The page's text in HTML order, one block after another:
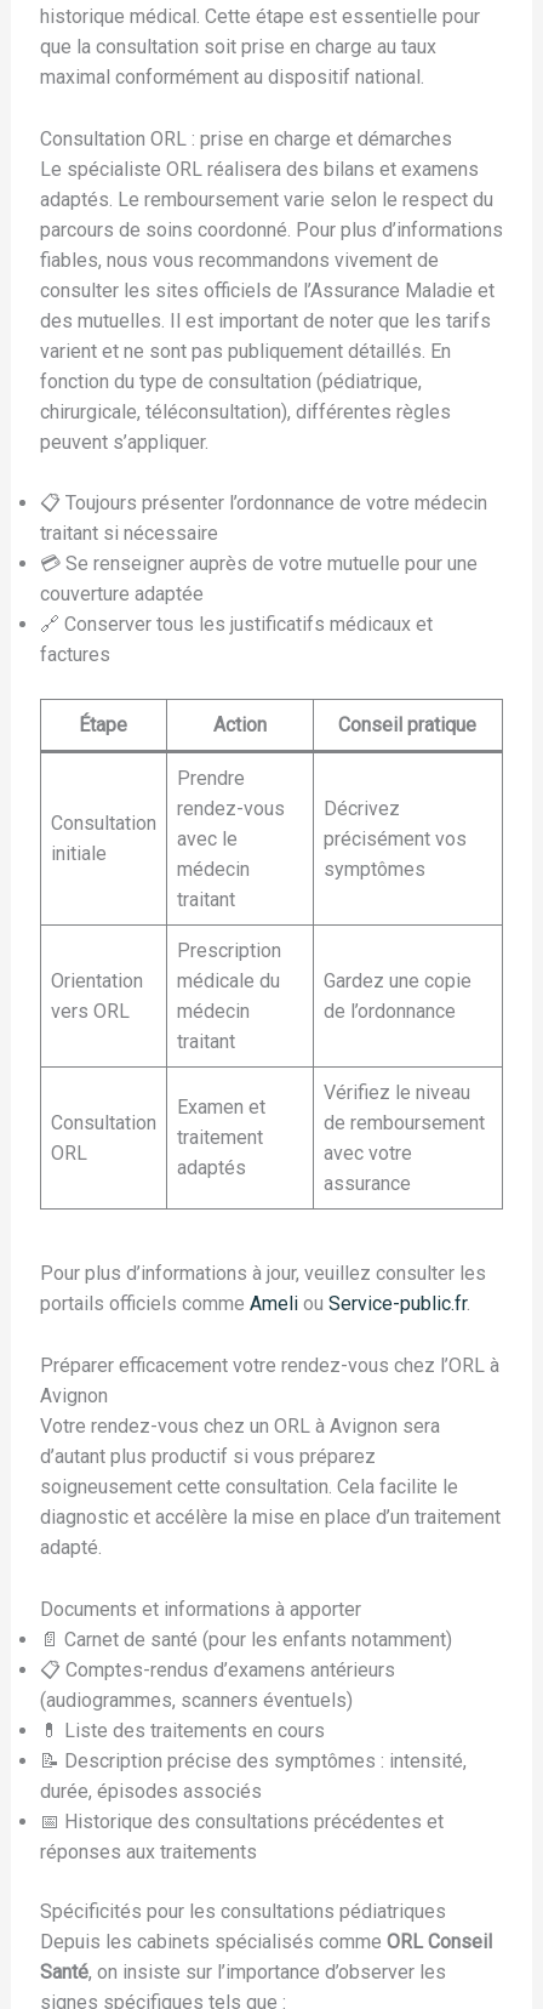
historique médical. Cette étape est essentielle pour
que la consultation soit prise en charge au taux
maximal conformément au dispositif national.
Consultation ORL : prise en charge et démarches
Le spécialiste ORL réalisera des bilans et examens
adaptés. Le remboursement varie selon le respect du
parcours de soins coordonné. Pour plus d’informations
fiables, nous vous recommandons vivement de
consulter les sites officiels de l’Assurance Maladie et
des mutuelles. Il est important de noter que les tarifs
varient et ne sont pas publiquement détaillés. En
fonction du type de consultation (pédiatrique,
chirurgicale, téléconsultation), différentes règles
peuvent s’appliquer.
📋 Toujours présenter l’ordonnance de votre médecin
traitant si nécessaire
💳 Se renseigner auprès de votre mutuelle pour une
couverture adaptée
🔗 Conserver tous les justificatifs médicaux et
factures
Étape Action Conseil pratique
Consultation
initiale
Prendre
rendez-vous
avec le
médecin
traitant
Décrivez
précisément vos
symptômes
Orientation
vers ORL
Prescription
médicale du
médecin
traitant
Gardez une copie
de l’ordonnance
Consultation
ORL
Examen et
traitement
adaptés
Vérifiez le niveau
de remboursement
avec votre
assurance
Pour plus d’informations à jour, veuillez consulter les
portails officiels comme Ameliou Service-public.fr.
Préparer efficacement votre rendez-vous chez l’ORL à
Avignon
Votre rendez-vous chez un ORL à Avignon sera
d’autant plus productif si vous préparez
soigneusement cette consultation. Cela facilite le
diagnostic et accélère la mise en place d’un traitement
adapté.
Documents et informations à apporter
📄 Carnet de santé (pour les enfants notamment)
📋 Comptes-rendus d’examens antérieurs
(audiogrammes, scanners éventuels)
💊 Liste des traitements en cours
📝 Description précise des symptômes : intensité,
durée, épisodes associés
📅 Historique des consultations précédentes et
réponses aux traitements
Spécificités pour les consultations pédiatriques
Depuis les cabinets spécialisés comme ORL Conseil
Santé, on insiste sur l’importance d’observer les
signes spécifiques tels que :